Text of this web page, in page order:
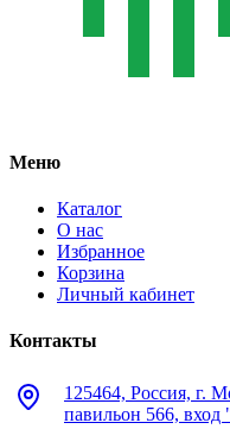
Меню
Каталог
О нас
Избранное
Корзина
Личный кабинет
Контакты
125464, Россия, г.
павильон 566,